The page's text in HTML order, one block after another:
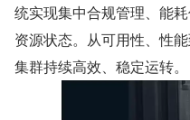
统实现集中合规管理、能
资源状态。从可用性、性
集群持续高效、稳定运转。